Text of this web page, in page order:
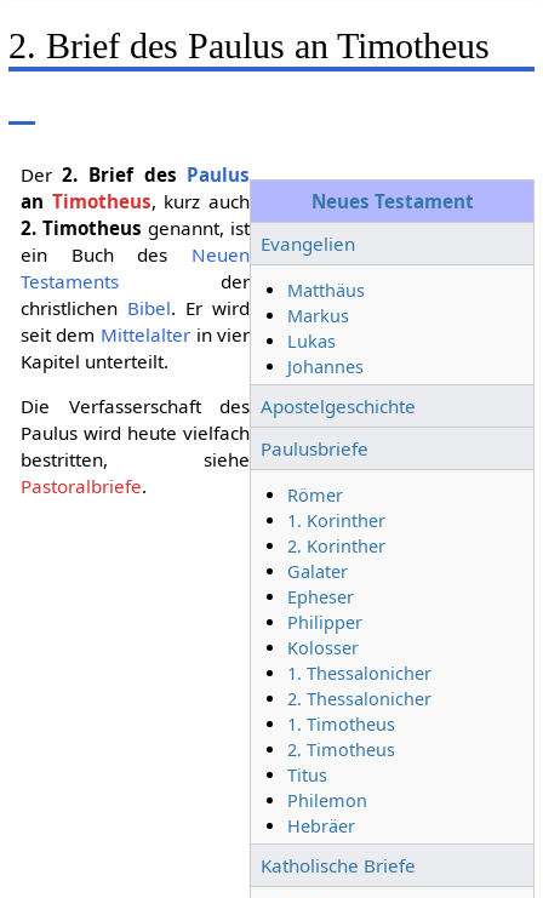
2. Brief des Paulus an Timotheus
Neues Testament
Evangelien
Matthäus
Markus
Lukas
Johannes
Apostelgeschichte
Paulusbriefe
Römer
1. Korinther
2. Korinther
Galater
Epheser
Philipper
Kolosser
1. Thessalonicher
2. Thessalonicher
1. Timotheus
2. Timotheus
Titus
Philemon
Hebräer
Katholische Briefe
Der2. Brief des Paulus
an Timotheus, kurz auch
2. Timotheus genannt, ist
ein Buch des Neuen
Testamentsder
christlichen Bibel. Er wird
seit dem Mittelalter in vier
Kapitel unterteilt.
Die Verfasserschaft des
Paulus wird heute vielfach
bestritten, siehe
Pastoralbriefe.